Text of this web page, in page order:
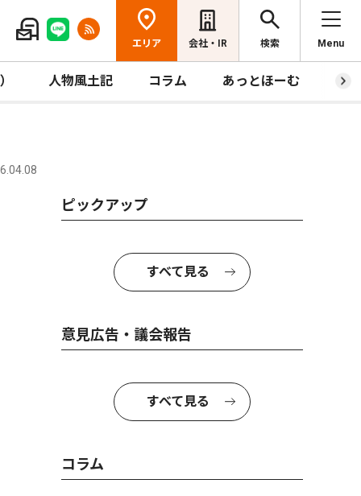
エリア 会社・IR 検索 Menu
人物風土記 コラム あっとほーむ プ
ピックアップ
すべて見る
意見広告・議会報告
すべて見る
コラム